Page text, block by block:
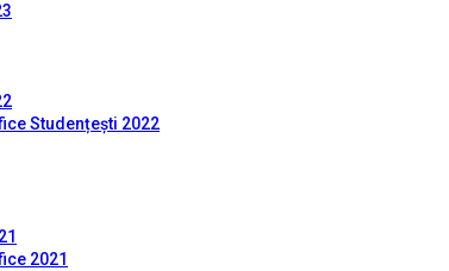
Studențești 2022
2021